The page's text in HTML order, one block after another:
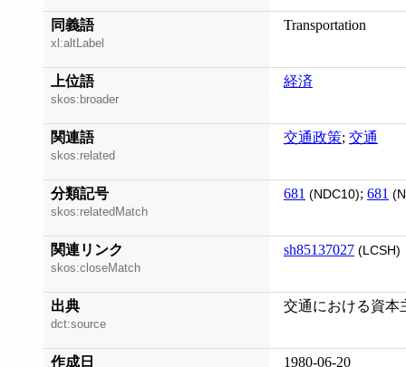
同義語
xl:altLabel
Transportation
上位語
skos:broader
経済
関連語
skos:related
交通政策; 交通
分類記号
skos:relatedMatch
681 (NDC10); 681
関連リンク
skos:closeMatch
sh85137027 (LCSH)
出典
dct:source
交通における資本
作成日 1980-06-20